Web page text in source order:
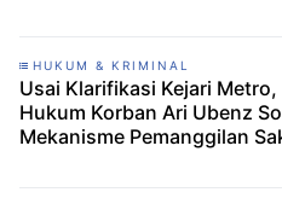
HUKUM & KRIMINAL
Usai Klarifikasi Kejari Metro,
Hukum Korban Ari Ubenz
Mekanisme Pemanggilan